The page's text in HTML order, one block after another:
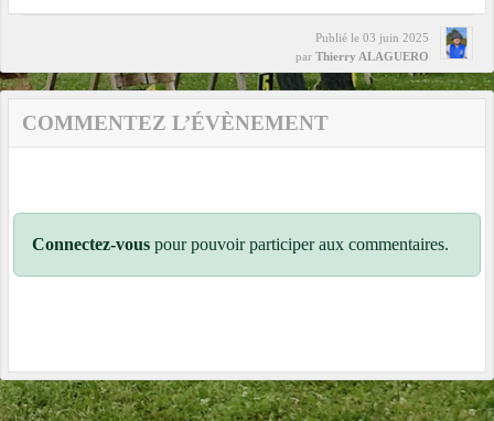
Publié le 03 juin 2025
par Thierry ALAGUERO
COMMENTEZ L’ÉVÈNEMENT
Connectez-vous pour pouvoir participer aux commentaires.